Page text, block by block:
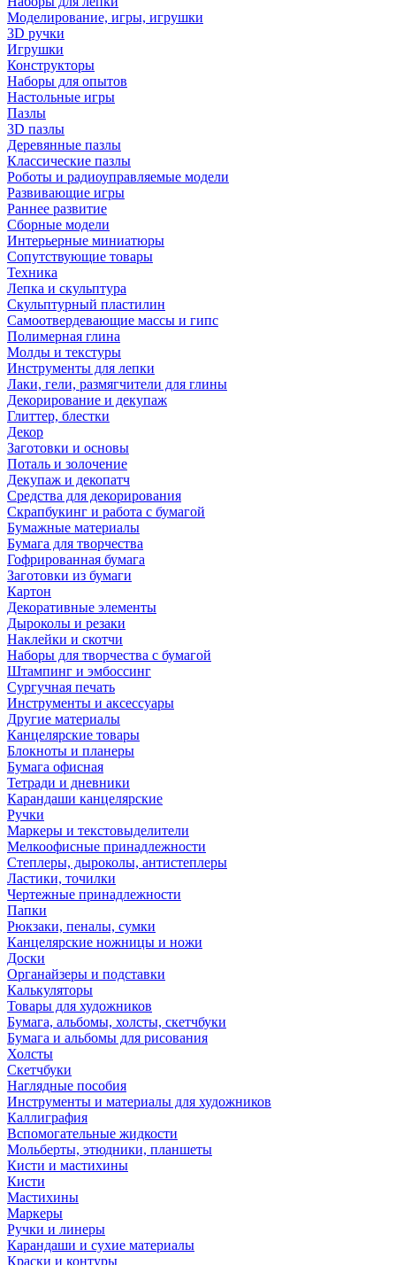
Моделирование, игры, игрушки
3D ручки
Игрушки
Конструкторы
Наборы для опытов
Настольные игры
Пазлы
3D пазлы
Деревянные пазлы
Классические пазлы
Роботы и радиоуправляемые модели
Развивающие игры
Раннее развитие
Сборные модели
Интерьерные миниатюры
Сопутствующие товары
Техника
Лепка и скульптура
Скульптурный пластилин
Самоотвердевающие массы и гипс
Полимерная глина
Молды и текстуры
Инструменты для лепки
Лаки, гели, размягчители для глины
Декорирование и декупаж
Глиттер, блестки
Декор
Заготовки и основы
Поталь и золочение
Декупаж и декопатч
Средства для декорирования
Скрапбукинг и работа с бумагой
Бумажные материалы
Бумага для творчества
Гофрированная бумага
Заготовки из бумаги
Картон
Декоративные элементы
Дыроколы и резаки
Наклейки и скотчи
Наборы для творчества с бумагой
Штампинг и эмбоссинг
Сургучная печать
Инструменты и аксессуары
Другие материалы
Канцелярские товары
Блокноты и планеры
Бумага офисная
Тетради и дневники
Карандаши канцелярские
Ручки
Маркеры и текстовыделители
Мелкоофисные принадлежности
Степлеры, дыроколы, антистеплеры
Ластики, точилки
Чертежные принадлежности
Папки
Рюкзаки, пеналы, сумки
Канцелярские ножницы и ножи
Доски
Органайзеры и подставки
Калькуляторы
Товары для художников
Бумага, альбомы, холсты, скетчбуки
Бумага и альбомы для рисования
Холсты
Скетчбуки
Наглядные пособия
Инструменты и материалы для художников
Каллиграфия
Вспомогательные жидкости
Мольберты, этюдники, планшеты
Кисти и мастихины
Кисти
Мастихины
Маркеры
Ручки и линеры
Карандаши и сухие материалы
Краски и контуры